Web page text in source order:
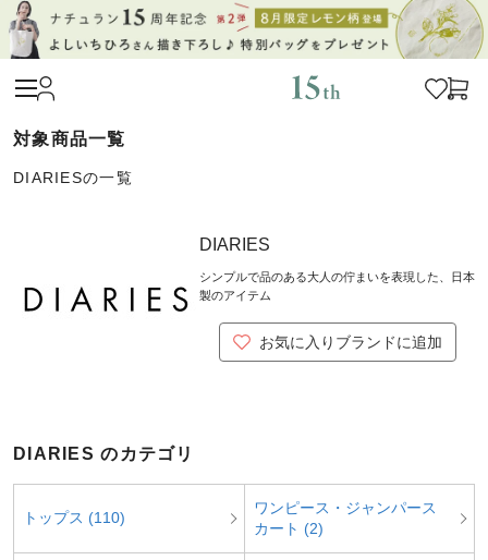
DIARIESの一覧
DIARIES
シンプルで品のある大人の佇まいを表現した、日本
製のアイテム
お気に入りブランドに追加
DIARIES のカテゴリ
トップス (110)
ワンピース・ジャンパース
カート (2)